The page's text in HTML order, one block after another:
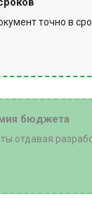
точно в
бюджета
отдавая